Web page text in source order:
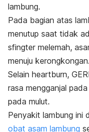
lambung.
Pada bagian atas
menutup saat tidak
sfingter melemah,
menuju kerongkongan.
Selain heartburn,
rasa mengganjal
pada mulut.
Penyakit lambung ini
obat asam lambung